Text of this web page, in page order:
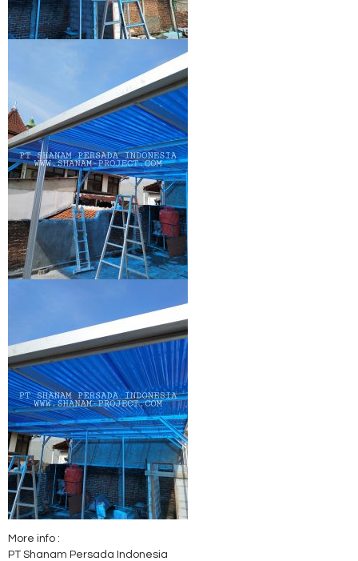
More info :
PT Shanam Persada Indonesia